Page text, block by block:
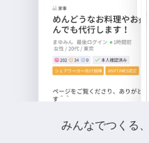
みんなでつくる